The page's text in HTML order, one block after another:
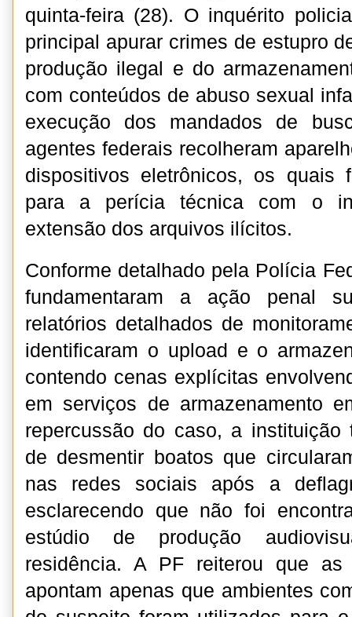
quinta-feira (28). O inquérito
principal apurar crimes de estupro
produção ilegal e do
com conteúdos de abuso sexual
execução dos mandados de
agentes federais recolheram
dispositivos eletrônicos, os quais
para a perícia técnica com o
extensão dos arquivos ilícitos.
Conforme detalhado pela Polícia
fundamentaram a ação penal
relatórios detalhados de
identificaram o upload e o
contendo cenas explícitas
em serviços de armazenamento
repercussão do caso, a instituição
de desmentir boatos que
nas redes sociais após a
esclarecendo que não foi
estúdio de produção
residência. A PF reiterou que as
apontam apenas que ambientes